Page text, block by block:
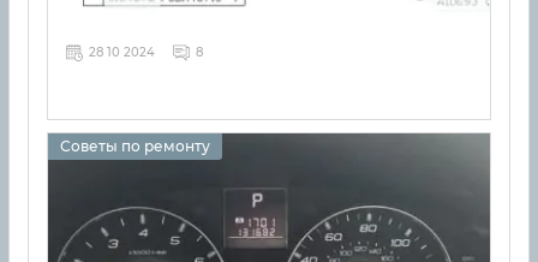
28 10 2024 8
Советы по ремонту